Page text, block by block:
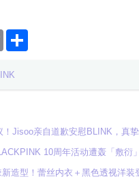
Copy
Link
分
Jisoo亲自道歉安慰BLINK，真
10周年活动遭轰「敷衍
新造型！蕾丝内衣＋黑色透视洋